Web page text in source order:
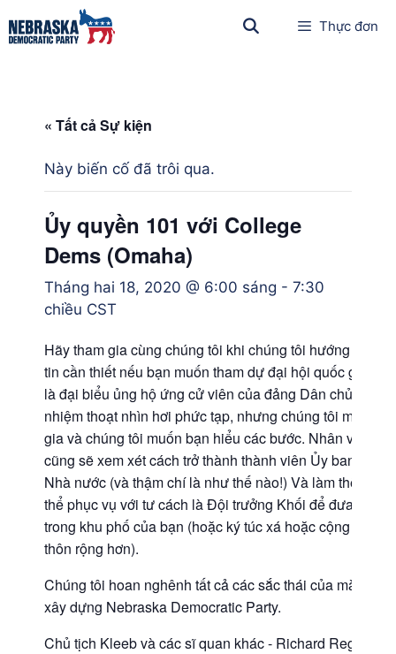
Thực đơn
« Tất cả Sự kiện
Này biến cố đã trôi qua.
Ủy quyền 101 với College
Dems (Omaha)
Tháng hai 18, 2020 @ 6:00 sáng - 7:30
chiều CST
Hãy tham gia cùng chúng tôi khi chúng tôi hướng dẫn
tin cần thiết nếu bạn muốn tham dự đại hội quốc gia với
là đại biểu ủng hộ ứng cử viên của đảng Dân chủ. Quy
nhiệm thoạt nhìn hơi phức tạp, nhưng chúng tôi muốn
gia và chúng tôi muốn bạn hiểu các bước. Nhân viên
cũng sẽ xem xét cách trở thành thành viên Ủy ban
Nhà nước (và thậm chí là như thế nào!) Và làm thế nào
thể phục vụ với tư cách là Đội trưởng Khối để đưa ra
trong khu phố của bạn (hoặc ký túc xá hoặc cộng đồng
thôn rộng hơn).
Chúng tôi hoan nghênh tất cả các sắc thái của màu
xây dựng Nebraska Democratic Party.
Chủ tịch Kleeb và các sĩ quan khác - Richard Register,